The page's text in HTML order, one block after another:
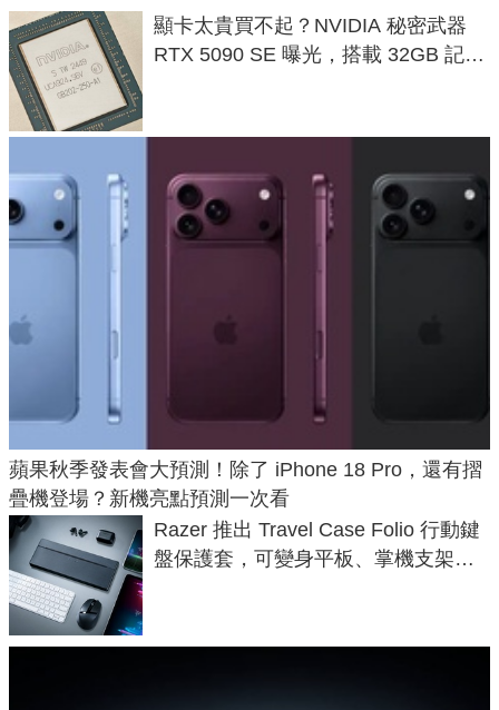
顯卡太貴買不起？NVIDIA 秘密武器
RTX 5090 SE 曝光，搭載 32GB 記憶
蘋果秋季發表會大預測！除了 iPhone 18 Pro，還有摺
疊機登場？新機亮點預測一次看
Razer 推出 Travel Case Folio 行動鍵
盤保護套，可變身平板、掌機支架，